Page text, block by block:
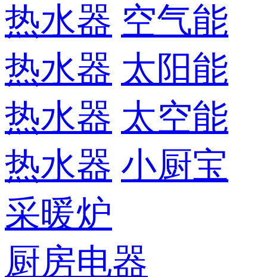
热水器 空气能
热水器 太阳能
热水器 太空能
热水器 小厨宝
采暖炉
厨房电器